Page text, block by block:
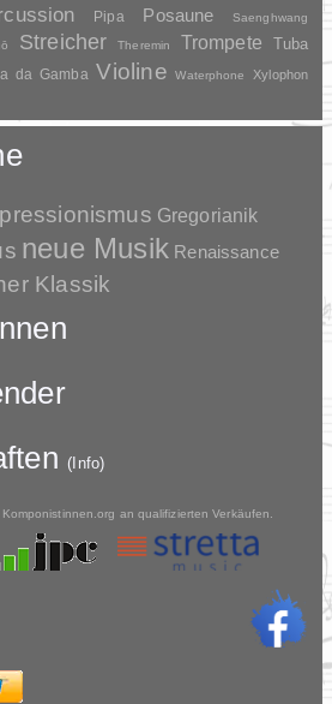
Pipa Posaune Saenghwang
Streicher Theremin Trompete
Tuba
da Gamba Violine Waterphone
Xylophon
Gregorianik
neue Musik Renaissance
Klassik
(Info)
an qualifizierten Verkäufen.